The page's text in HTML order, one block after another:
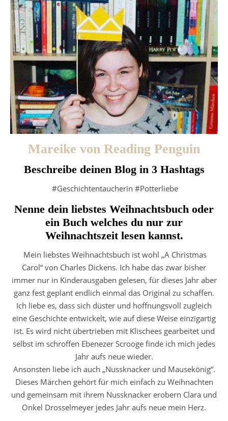
Mareike von Reading Penguin
Beschreibe deinen Blog in 3 Hashtags
#Geschichtentaucherin #Potterliebe
Nenne dein liebstes Weihnachtsbuch oder
ein Buch welches du nur zur
Weihnachtszeit lesen kannst.
Mein liebstes Weihnachtsbuch ist wohl „A Christmas
Carol“ von Charles Dickens. Ich habe das zwar bisher
immer nur in Kinderausgaben gelesen, für dieses Jahr aber
ganz fest geplant endlich einmal das Original zu schaffen.
Ich liebe es, dass sich düster und hoffnungsvoll zugleich
eine Geschichte entwickelt, wie auf diese Weise einzigartig
ist. Es wird nicht übertrieben mit Klischees gearbeitet und
selbst im schroffen Ebenezer Scrooge finde ich mich jedes
Jahr aufs neue wieder.
Ansonsten liebe ich auch „Nussknacker und Mausekönig“.
Dieses Märchen gehört für mich einfach zu Weihnachten
und gemeinsam mit ihrem Nussknacker erobern Clara und
Onkel Drosselmeyer jedes Jahr aufs neue mein Herz.